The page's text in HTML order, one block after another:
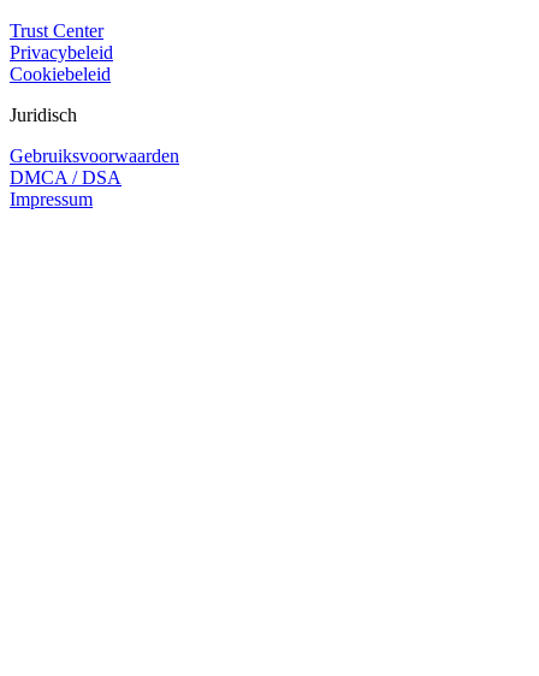
Trust Center
Privacybeleid
Cookiebeleid
Juridisch
Gebruiksvoorwaarden
DMCA / DSA
Impressum